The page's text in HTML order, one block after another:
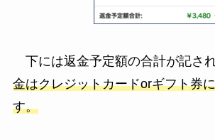
下には返金予定額の合計が記され
金はクレジットカードorギフト券
す。